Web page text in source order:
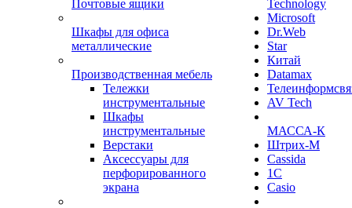
Почтовые ящики
Шкафы для офиса
металлические
Производственная мебель
Тележки
инструментальные
Шкафы
инструментальные
Верстаки
Аксессуары для
перфорированного
экрана
Technology
Microsoft
Dr.Web
Star
Китай
Datamax
AV Tech
МАССА-К
Штрих-М
Cassida
1С
Casio